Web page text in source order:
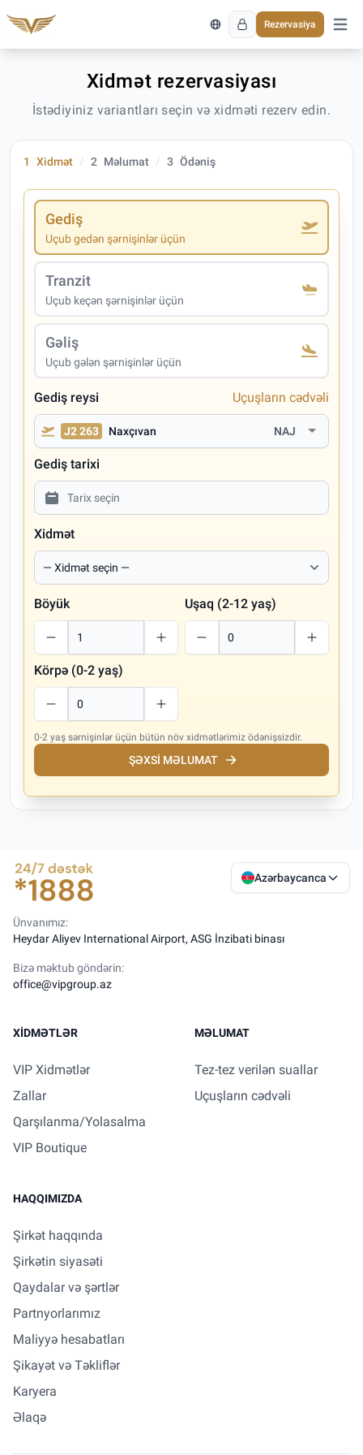
Rezervasiya
Əsas
Xidmət rezervasiyası
İstədiyiniz variantları seçin və xidməti rezerv edin.
1 Xidmət 2 Məlumat 3 Ödəniş
Gediş
Uçub gedən şərnişinlər üçün
Tranzit
Uçub keçən şərnişinlər üçün
Gəliş
Uçub gələn şərnişinlər üçün
Gediş reysi Uçuşların cədvəli
J2 263 Naxçıvan NAJ
Gediş tarixi
Xidmət
Böyük Uşaq (2-12 yaş)
Körpə (0-2 yaş)
0-2 yaş sərnişinlər üçün bütün növ xidmətlərimiz ödənişsizdir.
ŞƏXSI MƏLUMAT
Azərbaycanca
Ünvanımız:
Heydar Aliyev International Airport, ASG İnzibati binası
Bizə məktub göndərin:
office@vipgroup.az
XIDMƏTLƏR
VIP Xidmətlər
Zallar
Qarşılanma/Yolasalma
VIP Boutique
MƏLUMAT
Tez-tez verilən suallar
Uçuşların cədvəli
HAQQIMIZDA
Şirkət haqqında
Şirkətin siyasəti
Qaydalar və şərtlər
Partnyorlarımız
Maliyyə hesabatları
Şikayət və Təkliflər
Karyera
Əlaqə